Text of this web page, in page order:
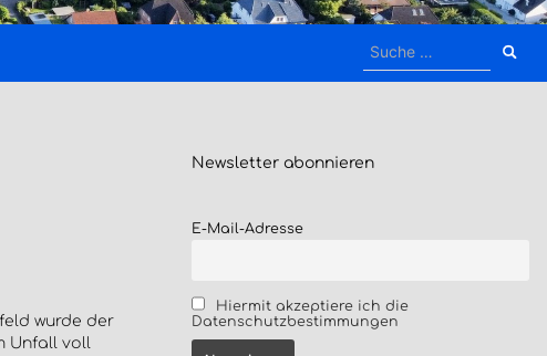
Suche
wurde der
Unfall voll
Newsletter abonnieren
E-Mail-Adresse
Hiermit akzeptiere ich die
Datenschutzbestimmungen